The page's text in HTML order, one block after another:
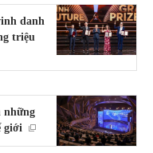
danh
triệu
những
giới